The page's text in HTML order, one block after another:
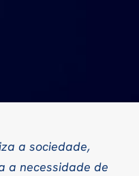
a sociedade,
a necessidade de